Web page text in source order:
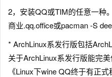
2，安装QQ或TIM的任意一种
商业.qq.office或pacman -S
* ArchLinux系发行版包括
关于ArchLinux系发行版能完
《Linux下wine QQ终于有正